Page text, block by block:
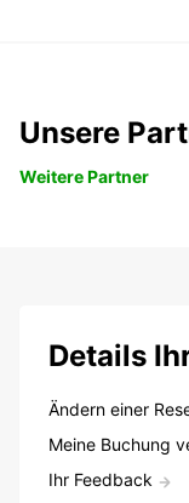
Unsere
Weitere Partner
Details
Ändern einer
Meine Buchung
Ihr Feedback